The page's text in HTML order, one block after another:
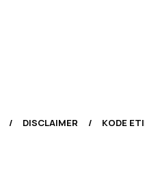
DISCLAIMER KODE